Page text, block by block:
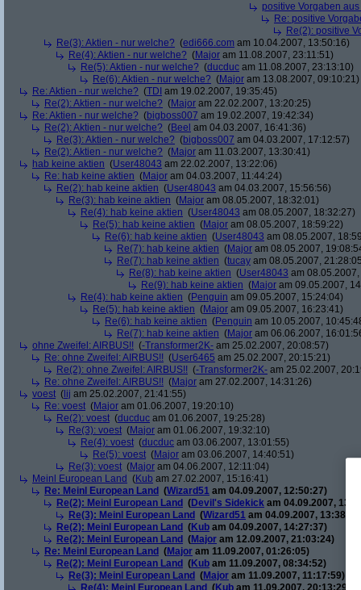
positive Vorgaben
Re: positive
Re(2): positive
Re(3): Aktien - nur welche? (edi666.com am 10.04.2007, 13:50:16)
Re(4): Aktien - nur welche? (Major am 11.08.2007, 23:11:51)
Re(5): Aktien - nur welche? (ducduc am 11.08.2007, 23:13:10)
Re(6): Aktien - nur welche? (Major am 13.08.2007, 09:10:21)
Re: Aktien - nur welche? (TDI am 19.02.2007, 19:35:45)
Re(2): Aktien - nur welche? (Major am 22.02.2007, 13:20:25)
Re: Aktien - nur welche? (bigboss007 am 19.02.2007, 19:42:34)
Re(2): Aktien - nur welche? (Beel am 04.03.2007, 16:41:36)
Re(3): Aktien - nur welche? (bigboss007 am 04.03.2007, 17:12:57)
Re(2): Aktien - nur welche? (Major am 11.03.2007, 13:30:41)
hab keine aktien (User48043 am 22.02.2007, 13:22:06)
Re: hab keine aktien (Major am 04.03.2007, 11:44:24)
Re(2): hab keine aktien (User48043 am 04.03.2007, 15:56:56)
Re(3): hab keine aktien (Major am 08.05.2007, 18:32:01)
Re(4): hab keine aktien (User48043 am 08.05.2007, 18:32:27)
Re(5): hab keine aktien (Major am 08.05.2007, 18:59:22)
Re(6): hab keine aktien (User48043 am 08.05.2007,
Re(7): hab keine aktien (Major am 08.05.2007,
Re(7): hab keine aktien (tucay am 08.05.2007,
Re(8): hab keine aktien (User48043 am
Re(9): hab keine aktien (Major am 09.05.2007,
Re(4): hab keine aktien (Penguin am 09.05.2007, 15:24:04)
Re(5): hab keine aktien (Major am 09.05.2007, 16:23:41)
Re(6): hab keine aktien (Penguin am 10.05.2007,
Re(7): hab keine aktien (Major am 06.06.2007,
ohne Zweifel: AIRBUS!! (-Transformer2K- am 25.02.2007, 20:08:57)
Re: ohne Zweifel: AIRBUS!! (User6465 am 25.02.2007, 20:15:21)
Re(2): ohne Zweifel: AIRBUS!! (-Transformer2K- am 25.02.2007,
Re: ohne Zweifel: AIRBUS!! (Major am 27.02.2007, 14:31:26)
voest ( lij am 25.02.2007, 21:41:55)
Re: voest (Major am 01.06.2007, 19:20:10)
Re(2): voest (ducduc am 01.06.2007, 19:25:28)
Re(3): voest (Major am 01.06.2007, 19:32:10)
Re(4): voest (ducduc am 03.06.2007, 13:01:55)
Re(5): voest (Major am 03.06.2007, 14:40:51)
Re(3): voest (Major am 04.06.2007, 12:11:04)
Meinl European Land (Kub am 27.02.2007, 15:16:41)
Re: Meinl European Land (Wizard51 am 04.09.2007, 12:50:27)
Re(2): Meinl European Land (Devil's Sidekick am 04.09.2007,
Re(3): Meinl European Land (Wizard51 am 04.09.2007,
Re(2): Meinl European Land (Kub am 04.09.2007, 14:27:37)
Re(2): Meinl European Land (Major am 12.09.2007, 21:03:24)
Re: Meinl European Land (Major am 11.09.2007, 01:26:05)
Re(2): Meinl European Land (Kub am 11.09.2007, 08:34:52)
Re(3): Meinl European Land (Major am 11.09.2007, 11:17:59)
Re(4): Meinl European Land (Kub am 11.09.2007, 20:13:29)